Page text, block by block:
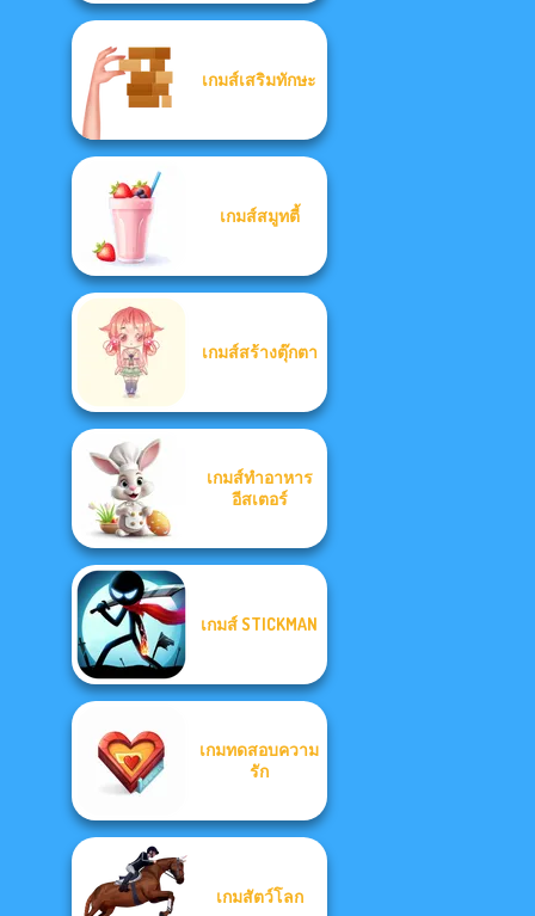
เกมส์เสริมทักษะ
เกมส์สมูทตี้
เกมส์สร้างตุ๊กตา
เกมส์ทำอาหาร
อีสเตอร์
เกมส์ STICKMAN
เกมทดสอบความ
รัก
เกมสัตว์โลก